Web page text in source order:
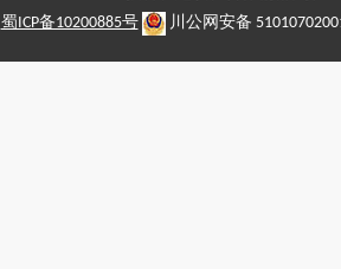
蜀ICP备10200885号
川公网安备